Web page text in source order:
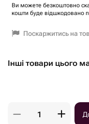
Ви можете безкоштовно
кошти буде відшкодовано
Поскаржитись на
Інші товари цього